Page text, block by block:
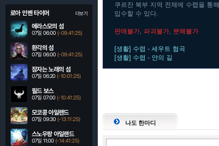
로아 인벤 타이머 더보기
에라스모의 섬
07일 06:00 (-09:41:24)
환각의 섬
07일 06:00 (-09:41:24)
잠자는 노래의 섬
07일 06:20 (-10:01:24)
필드 보스
07일 07:00 (-10:41:24)
모코콩 아일랜드
07일 09:30 (-13:11:24)
스노우팡 아일랜드
07일 11:00 (-14:41:24)
쿠르잔 북부 지역 전체에 수렵을 통
입수할 수 있다.
판매불가, 파괴불가, 분해불가
[생활] 수렵 - 세우트 협곡
[생활] 수렵 - 얀의 길
나도 한마디